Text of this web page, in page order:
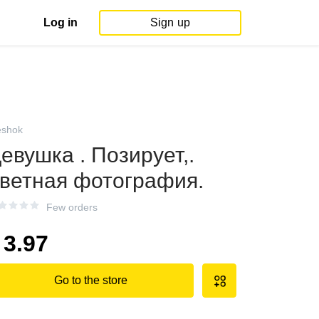
Log in Sign up
. Позирует,.
фотография.
Few orders
3.97
Go to the store